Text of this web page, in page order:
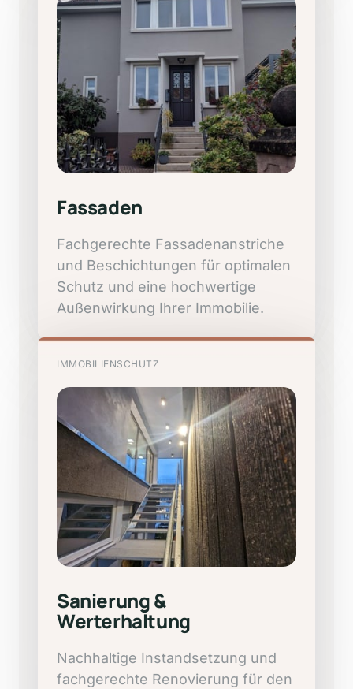
Fassaden
Fachgerechte
und Beschichtungen für
Schutz und eine
Außenwirkung Ihrer Immobilie.
IMMOBILIENSCHUTZ
Sanierung &
Werterhaltung
Nachhaltige Instandsetzung
fachgerechte Renovierung für